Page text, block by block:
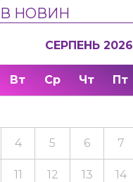
НОВИН
СЕРПЕНЬ 2026
Вт Ср Чт Пт
4 5 6 7
11 12 13 14